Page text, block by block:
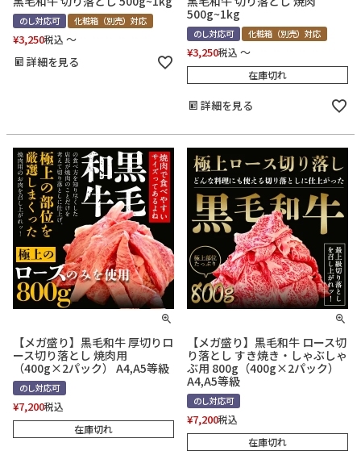
のし対応可 化粧箱（別売）対応
¥3,250税込 〜
詳細を見る
500g~1kg
のし対応可 化粧箱（別売）対応
¥3,250税込 〜
在庫切れ
詳細を見る
【メガ盛り】黒毛和牛 厚切りロ
ース切り落とし 焼肉用
（400g×2パック） A4,A5等級
のし対応可
¥7,200税込
在庫切れ
【メガ盛り】黒毛和牛 ロース切
り落とし すき焼き・しゃぶしゃ
ぶ用 800g（400g×2パック）
A4,A5等級
のし対応可
¥7,200税込
在庫切れ